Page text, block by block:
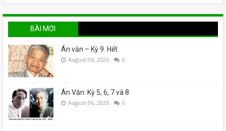
BÀI MỚI
Án văn – Kỳ 9. Hết
August 06, 2026 0
Án Văn: Kỳ 5, 6, 7 và 8
August 06, 2026 0